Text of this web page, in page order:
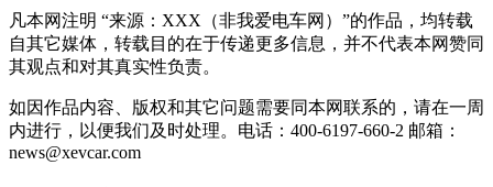
凡本网注明 “来源：XXX（非我爱电车网）”的作品，均转载
自其它媒体，转载目的在于传递更多信息，并不代表本网赞同
其观点和对其真实性负责。
如因作品内容、版权和其它问题需要同本网联系的，请在一周
内进行，以便我们及时处理。电话：400-6197-660-2 邮箱：
news@xevcar.com